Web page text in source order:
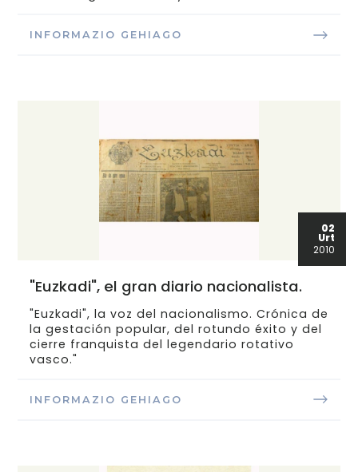
INFORMAZIO GEHIAGO
02
Urt
2010
"Euzkadi", el gran diario nacionalista.
"Euzkadi", la voz del nacionalismo. Crónica de
la gestación popular, del rotundo éxito y del
cierre franquista del legendario rotativo
vasco."
INFORMAZIO GEHIAGO